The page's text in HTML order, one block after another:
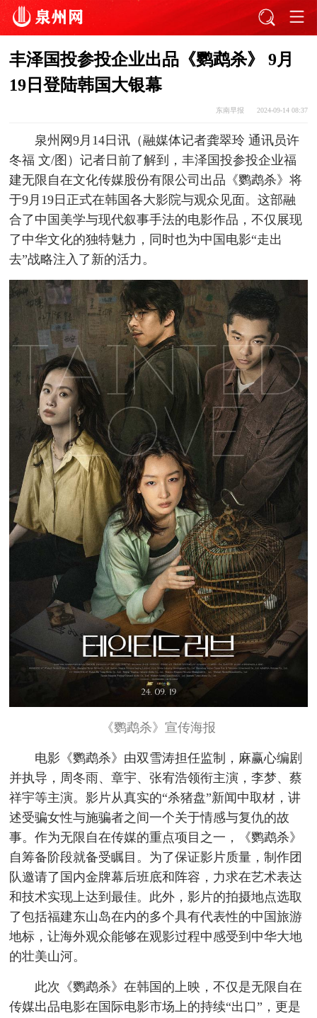
丰泽国投参投企业出品《鹦鹉杀》 9月
19日登陆韩国大银幕
东南早报 2024-09-14 08:37
泉州网9月14日讯（融媒体记者龚翠玲 通讯员许
冬福 文/图）记者日前了解到，丰泽国投参投企业福
建无限自在文化传媒股份有限公司出品《鹦鹉杀》将
于9月19日正式在韩国各大影院与观众见面。这部融
合了中国美学与现代叙事手法的电影作品，不仅展现
了中华文化的独特魅力，同时也为中国电影“走出
去”战略注入了新的活力。
《鹦鹉杀》宣传海报
电影《鹦鹉杀》由双雪涛担任监制，麻赢心编剧
并执导，周冬雨、章宇、张宥浩领衔主演，李梦、蔡
祥宇等主演。影片从真实的“杀猪盘”新闻中取材，讲
述受骗女性与施骗者之间一个关于情感与复仇的故
事。作为无限自在传媒的重点项目之一，《鹦鹉杀》
自筹备阶段就备受瞩目。为了保证影片质量，制作团
队邀请了国内金牌幕后班底和阵容，力求在艺术表达
和技术实现上达到最佳。此外，影片的拍摄地点选取
了包括福建东山岛在内的多个具有代表性的中国旅游
地标，让海外观众能够在观影过程中感受到中华大地
的壮美山河。
此次《鹦鹉杀》在韩国的上映，不仅是无限自在
传媒出品电影在国际电影市场上的持续“出口”，更是